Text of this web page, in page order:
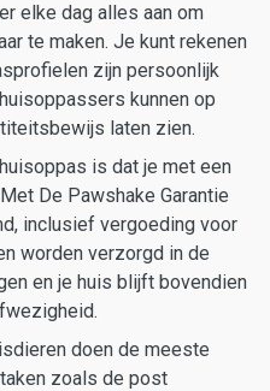
elke dag alles aan om
te maken. Je kunt rekenen
zijn persoonlijk
kunnen op
laten zien.
is dat je met een
De Pawshake Garantie
inclusief vergoeding voor
worden verzorgd in de
en je huis blijft bovendien
doen de meeste
zoals de post